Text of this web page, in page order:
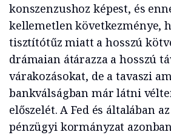
konszenzushoz képest, és
kellemetlen következménye,
tisztítótűz miatt a hosszú
drámaian átárazza a hosszú
várakozásokat, de a tavaszi
bankválságban már látni
előszelét. A Fed és általában
pénzügyi kormányzat